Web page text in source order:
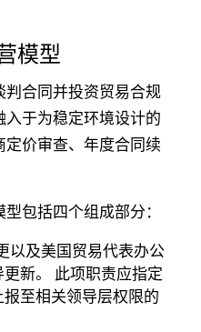
模型
判合同并投资贸易合规
于为稳定环境设计的
价审查、年度合同续
包括四个组成部分：
以及美国贸易代表办公
更新。 此项职责应指定
至相关领导层权限的